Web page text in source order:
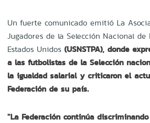
Un fuerte comunicado emitió La
Jugadores de la Selección Nacional de
Estados Unidos (USNSTPA), donde
a las futbolistas de la Selección
la igualdad salarial y criticaron el
Federación de su país.
"La Federación continúa